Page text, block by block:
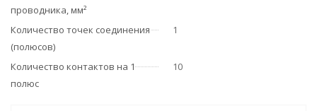
проводника, мм²
Количество точек соединения
(полюсов)
1
Количество контактов на 1
полюс
10